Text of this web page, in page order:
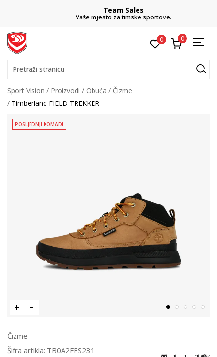
Team Sales
Vaše mjesto za timske sportove.
0 0
Pretraži stranicu
Sport Vision Proizvodi Obuća
Čizme
Timberland FIELD TREKKER
POSLJEDNJI KOMADI
Čizme
Šifra artikla: TB0A2FES231